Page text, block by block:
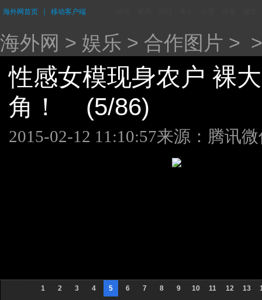
海外网首页 移动客户端
海外网 > 娱乐 > 合作图片 >
性感女模现身农户 裸
角！ (5/86)
2015-02-12 11:10:57来源：腾讯
1 2 3 4 5 6 7 8 9 10 11 12 13